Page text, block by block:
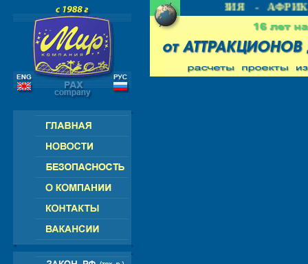
СНГ - ЕВРОПА - АМЕРИКА - АЗИЯ - АФРИКА